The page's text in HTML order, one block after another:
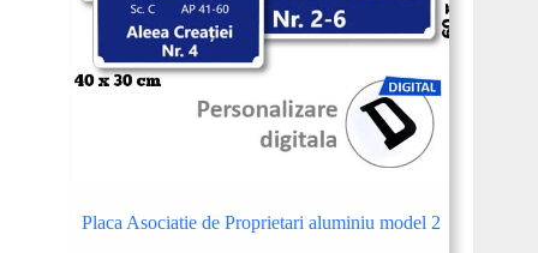
Placa Asociatie de Proprietari aluminiu model 2